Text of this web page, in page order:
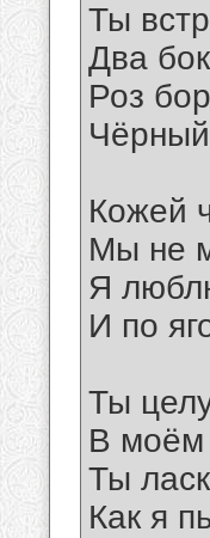
Ты
Два
Роз
Кожей
Мы не
Я
И по
Ты
В моём
Ты
Как я